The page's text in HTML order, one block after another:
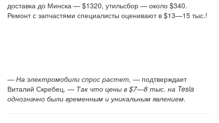
доставка до Минска — $1320, утильсбор — около $340.
Ремонт с запчастями специалисты оценивают в $13—15 тыс.!
— На электромобили спрос растет, — подтверждает
Виталий Скребец. — Так что цены в $7—8 тыс. на Tesla
однозначно были временным и уникальным явлением.